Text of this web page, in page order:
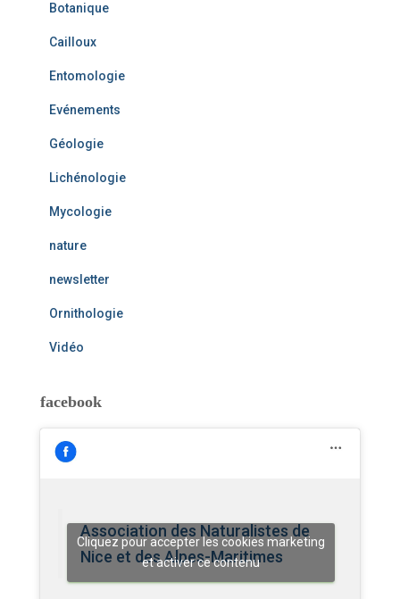
Botanique
Cailloux
Entomologie
Evénements
Géologie
Lichénologie
Mycologie
nature
newsletter
Ornithologie
Vidéo
facebook
Association des Naturalistes de
Nice et des Alpes-Maritimes
Cliquez pour accepter les cookies marketing
et activer ce contenu